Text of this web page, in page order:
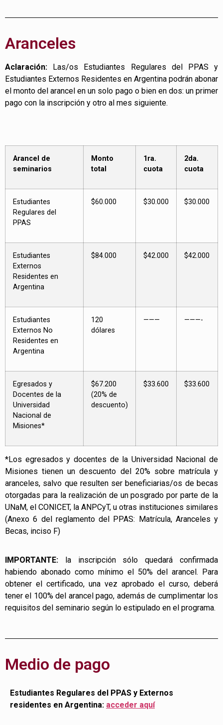
Aranceles
Aclaración: Las/os Estudiantes Regulares del PPAS y
Estudiantes Externos Residentes en Argentina podrán abonar
el monto del arancel en un solo pago o bien en dos: un primer
pago con la inscripción y otro al mes siguiente.
Arancel de
seminarios
Monto
total
1ra.
cuota
2da.
cuota
Estudiantes
Regulares del
PPAS
$60.000 $30.000 $30.000
Estudiantes
Externos
Residentes en
Argentina
$84.000 $42.000 $42.000
Estudiantes
Externos No
Residentes en
Argentina
120
dólares
——— ———-
Egresados y
Docentes de la
Universidad
Nacional de
Misiones*
$67.200
(20% de
descuento)
$33.600 $33.600
*Los egresados y docentes de la Universidad Nacional de
Misiones tienen un descuento del 20% sobre matrícula y
aranceles, salvo que resulten ser beneficiarias/os de becas
otorgadas para la realización de un posgrado por parte de la
UNaM, el CONICET, la ANPCyT, u otras instituciones similares
(Anexo 6 del reglamento del PPAS: Matrícula, Aranceles y
Becas, inciso F)
IMPORTANTE: la inscripción sólo quedará confirmada
habiendo abonado como mínimo el 50% del arancel. Para
obtener el certificado, una vez aprobado el curso, deberá
tener el 100% del arancel pago, además de cumplimentar los
requisitos del seminario según lo estipulado en el programa.
Medio de pago
Estudiantes Regulares del PPAS y Externos
residentes en Argentina: acceder aquí